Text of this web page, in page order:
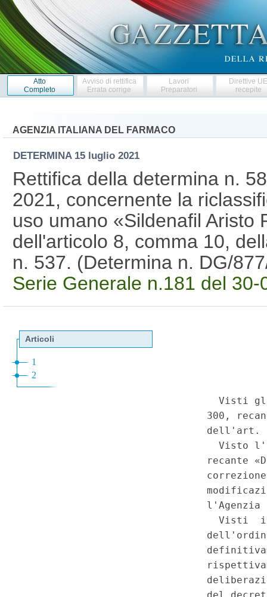
Atto
Completo
Avviso di rettifica
Errata corrige
Lavori
Preparatori
Direttive
recepite
AGENZIA ITALIANA DEL FARMACO
DETERMINA 15 luglio 2021
Rettifica della determina n.
2021, concernente la
uso umano «Sildenafil Aristo
dell'articolo 8, comma 10,
n. 537. (Determina n. DG/
Serie Generale n.181 del 30-